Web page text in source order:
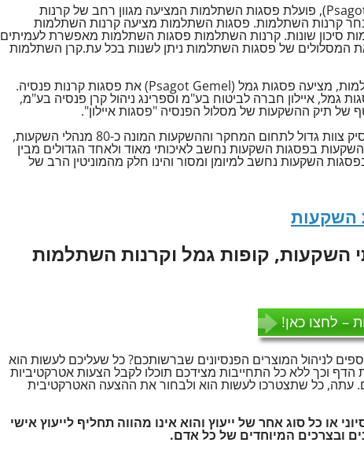
תחת המטריה של פסגות גמל (Psagot Gemel), פועלת פסגות השתלמות המציעה מגוון רחב של קרנות
קרנות השתלמות. פסגות השתלמות מציעה קרנות השתלמות
סיכון שונות. קרנות השתלמות פסגות השתלמות מאפשרת לעמיתים
המסלולים של פסגות השתלמות ניתן לשנות בכל עת.קרן השתלמות
בנוסף לפסגות קופות גמל ופסגות השתלמות, מציעה פסגות גמל (Psagot Gemel) את פסגות קרנות פנסיה.
גמל, איילון חברה לביטוח בע"מ וספרינג ניהול קרן פנסיה בע"מ,
של תיק ההשקעות של מסלול הפנסיה "פסגות איילון".
פסגות בית השקעות (Psagot.co.il) מעסיק צוות גדול לתחום המחקר וההשקעות המונה כ-80 מנהלי השקעות,
בפסגות השקעות נחשב לאיכותי מאוד ולאחד הגדולים מבין
השקעות נחשב למיומן ומסור והינו חלק מהמוניטין הרב של
השקעות
השקעות, קופות גמל וקרנות השתלמות
– לחצו כאן!
לניהול המוצרים הפנסיונים שברשותכם? כל שעליכם לעשות הוא
וכך ללא כל התחייבות מצידכם תוכלו לקבל הצעות אטרקטיביות
עתה, כל שתצטרכו לעשות הוא ולבחור את ההצעה האטרקטיבית
או כל סוג אחר של ייעוץ והוא אינו מהווה תחליף לייעוץ אישי
ובצרכים המיוחדים של כל אדם.